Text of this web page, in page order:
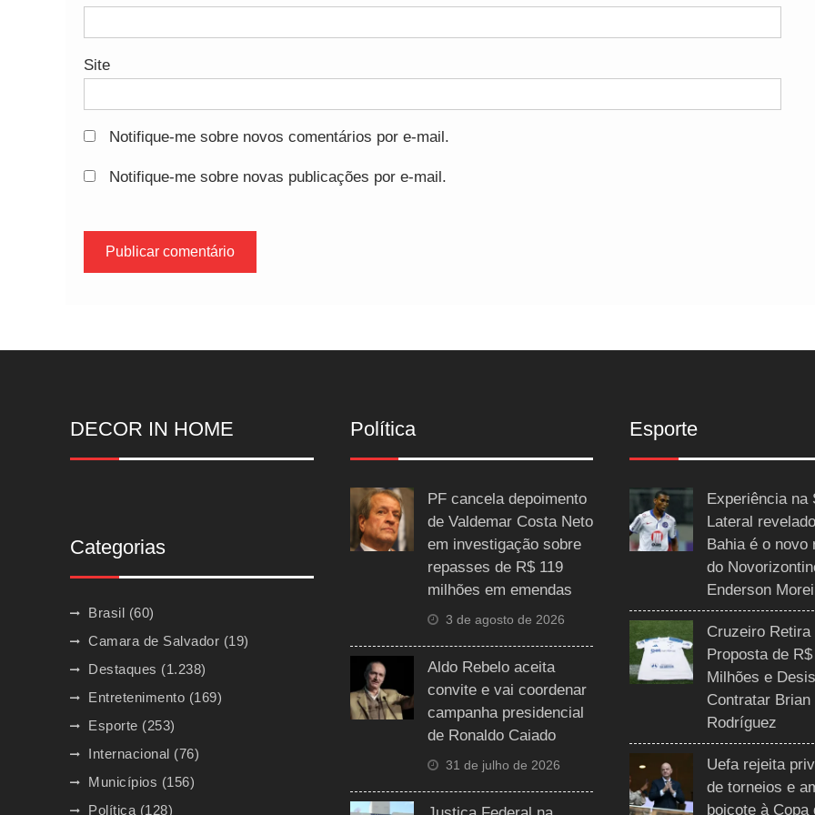
Site
Notifique-me sobre novos comentários por e-mail.
Notifique-me sobre novas publicações por e-mail.
DECOR IN HOME
Categorias
Brasil (60)
Camara de Salvador (19)
Destaques (1.238)
Entretenimento (169)
Esporte (253)
Internacional (76)
Municípios (156)
Política (128)
Política
PF cancela depoimento
de Valdemar Costa Neto
em investigação sobre
repasses de R$ 119
milhões em emendas
3 de agosto de 2026
Aldo Rebelo aceita
convite e vai coordenar
campanha presidencial
de Ronaldo Caiado
31 de julho de 2026
Esporte
Experiência na
Lateral
Bahia é o novo
do
Enderson
Cruzeiro Retira
Proposta de
Milhões e
Contratar Brian
Rodríguez
Uefa rejeita
de torneios e
boicote à Copa